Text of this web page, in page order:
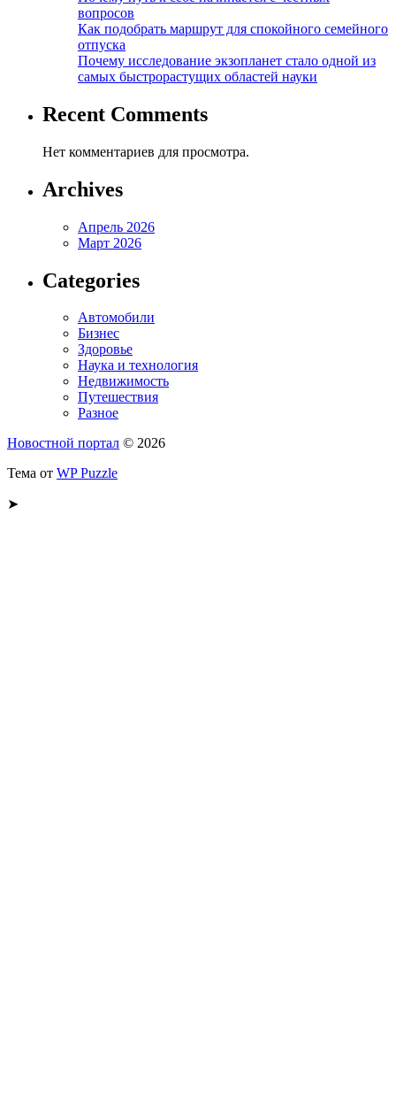
вопросов
Как подобрать маршрут для спокойного семейного
отпуска
Почему исследование экзопланет стало одной из
самых быстрорастущих областей науки
Recent Comments
Нет комментариев для просмотра.
Archives
Апрель 2026
Март 2026
Categories
Автомобили
Бизнес
Здоровье
Наука и технология
Недвижимость
Путешествия
Разное
Новостной портал © 2026
Тема от WP Puzzle
➤